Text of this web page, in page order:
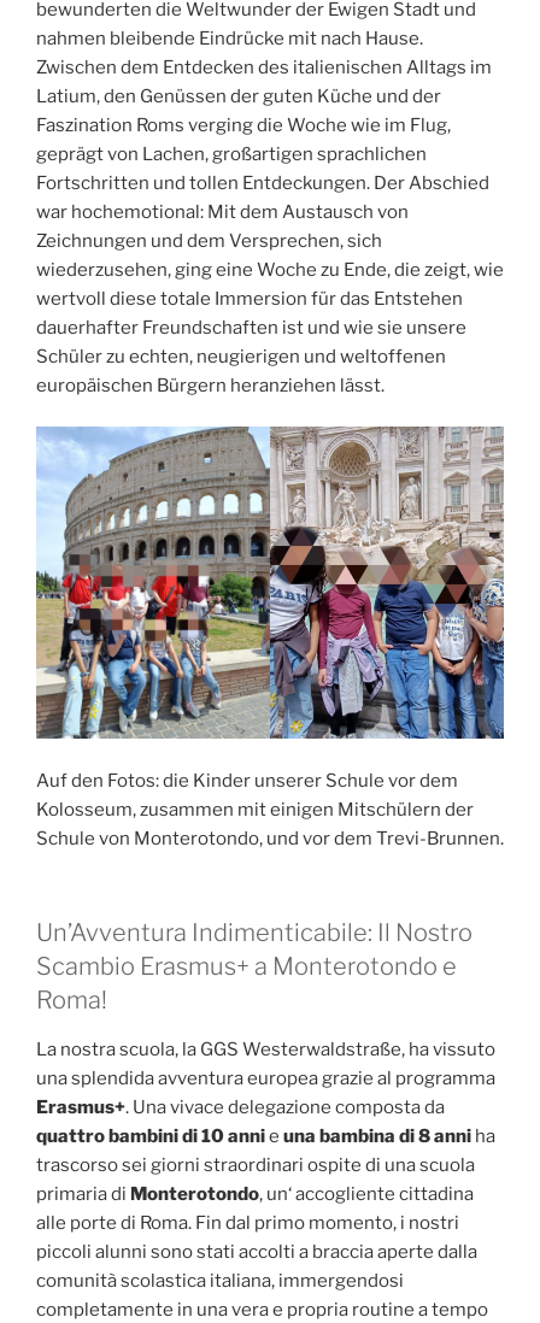
bewunderten die Weltwunder der Ewigen Stadt und
nahmen bleibende Eindrücke mit nach Hause.
Zwischen dem Entdecken des italienischen Alltags im
Latium, den Genüssen der guten Küche und der
Faszination Roms verging die Woche wie im Flug,
geprägt von Lachen, großartigen sprachlichen
Fortschritten und tollen Entdeckungen. Der Abschied
war hochemotional: Mit dem Austausch von
Zeichnungen und dem Versprechen, sich
wiederzusehen, ging eine Woche zu Ende, die zeigt, wie
wertvoll diese totale Immersion für das Entstehen
dauerhafter Freundschaften ist und wie sie unsere
Schüler zu echten, neugierigen und weltoffenen
europäischen Bürgern heranziehen lässt.
Auf den Fotos: die Kinder unserer Schule vor dem
Kolosseum, zusammen mit einigen Mitschülern der
Schule von Monterotondo, und vor dem Trevi-Brunnen.
Un’Avventura Indimenticabile: Il Nostro
Scambio Erasmus+ a Monterotondo e
Roma!
La nostra scuola, la GGS Westerwaldstraße, ha vissuto
una splendida avventura europea grazie al programma
Erasmus+. Una vivace delegazione composta da
quattro bambini di 10 annie una bambina di 8 anni ha
trascorso sei giorni straordinari ospite di una scuola
primaria di Monterotondo, un‘ accogliente cittadina
alle porte di Roma. Fin dal primo momento, i nostri
piccoli alunni sono stati accolti a braccia aperte dalla
comunità scolastica italiana, immergendosi
completamente in una vera e propria routine a tempo